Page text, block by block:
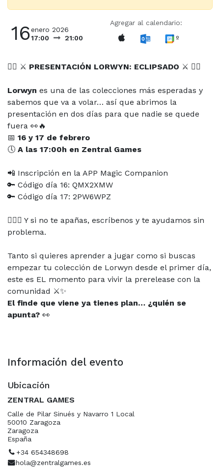
16enero 2026
17:00
21:00
Agregar al calendario:
º
🧙‍♂️ ⚔️ PRESENTACIÓN LORWYN: ECLIPSADO ⚔️ 🧙‍♂️
Lorwyn es una de las colecciones más esperadas y
sabemos que va a volar… así que abrimos la
presentación en dos días para que nadie se quede
fuera 👀🔥
📅 16 y 17 de febrero
🕔 A las 17:00h en Zentral Games
📲 Inscripción en la APP Magic Companion
🔑 Código día 16: QMX2XMW
🔑 Código día 17: 2PW6WPZ
🙋🏻‍♂️ Y si no te apañas, escríbenos y te ayudamos sin
problema.
Tanto si quieres aprender a jugar como si buscas
empezar tu colección de Lorwyn desde el primer día,
este es EL momento para vivir la prerelease con la
comunidad ⚔️✨
El finde que viene ya tienes plan… ¿quién se
apunta? 👀
Información del evento
Ubicación
ZENTRAL GAMES
Calle de Pilar Sinués y Navarro 1 Local
50010 Zaragoza
Zaragoza
España
+34 654348698
hola@zentralgames.es